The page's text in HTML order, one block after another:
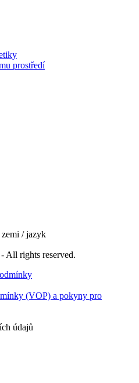
prostředí
/ jazyk
- All rights reserved.
(VOP) a pokyny pro
údajů